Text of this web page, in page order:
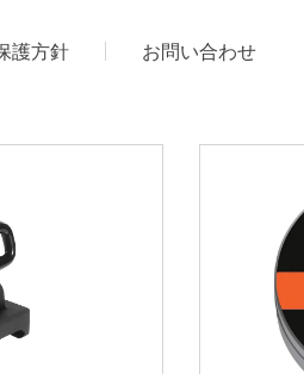
護方針 お問い合わせ